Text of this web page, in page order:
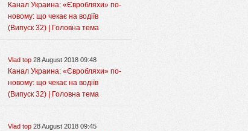
Канал Украина: «Євробляхи» по-
новому: що чекає на водіїв
(Випуск 32) | Головна тема
Vlad top 28 August 2018 09:48
Канал Украина: «Євробляхи» по-
новому: що чекає на водіїв
(Випуск 32) | Головна тема
Vlad top 28 August 2018 09:45